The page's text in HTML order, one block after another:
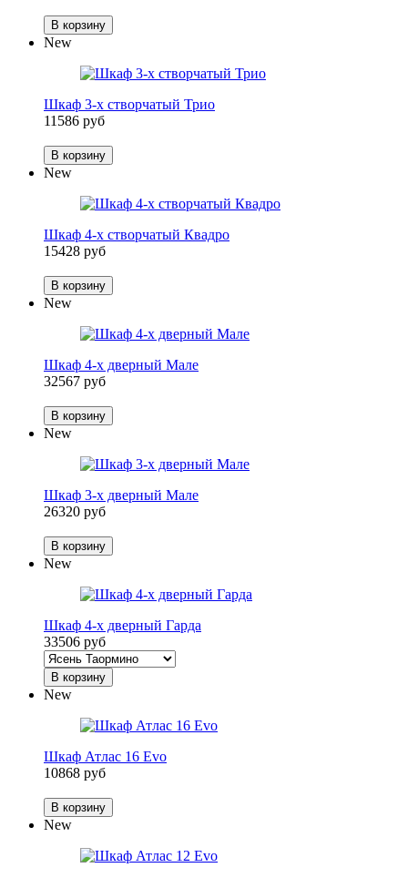
В корзину
New
Шкаф 3-х створчатый Трио
11586 руб
В корзину
New
Шкаф 4-х створчатый Квадро
15428 руб
В корзину
New
Шкаф 4-х дверный Мале
32567 руб
В корзину
New
Шкаф 3-х дверный Мале
26320 руб
В корзину
New
Шкаф 4-х дверный Гарда
33506 руб
В корзину
New
Шкаф Атлас 16 Evo
10868 руб
В корзину
New